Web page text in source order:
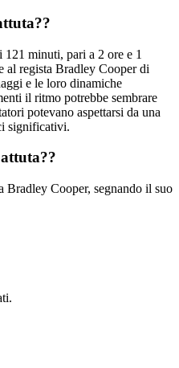
121 minuti, pari a 2 ore e 1
al regista Bradley Cooper di
e le loro dinamiche
il ritmo potrebbe sembrare
potevano aspettarsi da una
significativi.
Bradley Cooper, segnando il suo